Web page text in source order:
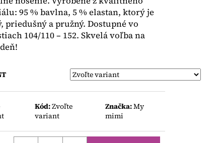
95 % bavlna, 5 % elastan, ktorý je
priedušný a pružný. Dostupné vo
104/110 – 152. Skvelá voľba na
Kód:Zvoľte
variant
Značka:My
mimi